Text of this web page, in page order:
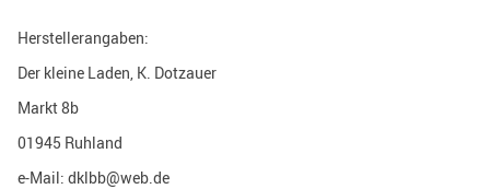
Herstellerangaben:
Der kleine Laden, K. Dotzauer
Markt 8b
01945 Ruhland
e-Mail: dklbb@web.de